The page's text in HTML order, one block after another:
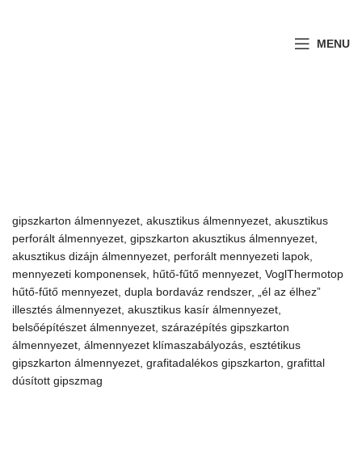
MENU
gipszkarton álmennyezet, akusztikus álmennyezet, akusztikus
perforált álmennyezet, gipszkarton akusztikus álmennyezet,
akusztikus dizájn álmennyezet, perforált mennyezeti lapok,
mennyezeti komponensek, hűtő-fűtő mennyezet, VoglThermotop
hűtő-fűtő mennyezet, dupla bordaváz rendszer, „él az élhez”
illesztés álmennyezet, akusztikus kasír álmennyezet,
belsőépítészet álmennyezet, szárazépítés gipszkarton
álmennyezet, álmennyezet klímaszabályozás, esztétikus
gipszkarton álmennyezet, grafitadalékos gipszkarton, grafittal
dúsított gipszmag